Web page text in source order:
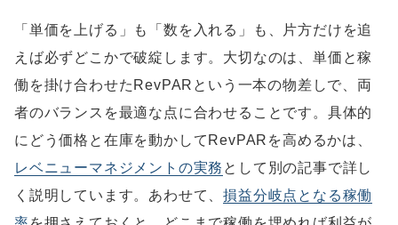
「単価を上げる」も「数を入れる」も、片方だけを追
えば必ずどこかで破綻します。大切なのは、単価と稼
働を掛け合わせたRevPARという一本の物差しで、両
者のバランスを最適な点に合わせることです。具体的
にどう価格と在庫を動かしてRevPARを高めるかは、
レベニューマネジメントの実務 として別の記事で詳し
く説明しています。あわせて、損益分岐点となる稼働